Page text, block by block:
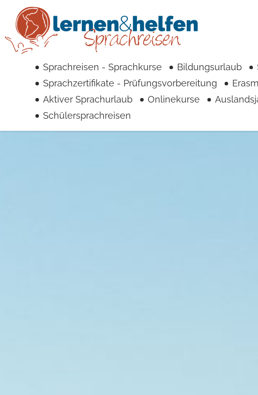
Sprachreisen - Sprachkurse Bildungsurlaub
Sprachzertifikate - Prüfungsvorbereitung
Aktiver Sprachurlaub
Onlinekurse
Schülersprachreisen